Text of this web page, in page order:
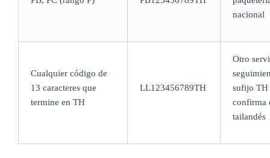
nacional
Cualquier código de
13 caracteres que
termine en TH
LL123456789TH
Otro
sufijo TH
confirma
tailandés